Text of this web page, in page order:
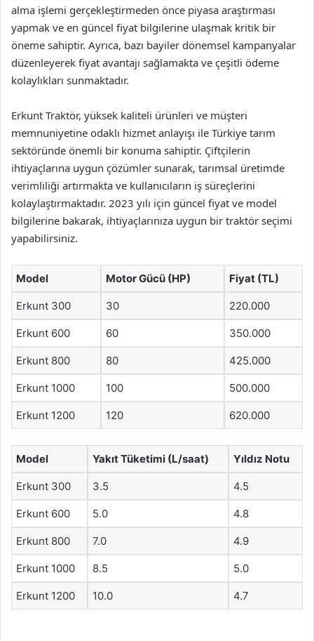
alma işlemi gerçekleştirmeden önce piyasa araştırması
yapmak ve en güncel fiyat bilgilerine ulaşmak kritik bir
öneme sahiptir. Ayrıca, bazı bayiler dönemsel kampanyalar
düzenleyerek fiyat avantajı sağlamakta ve çeşitli ödeme
kolaylıkları sunmaktadır.
Erkunt Traktör, yüksek kaliteli ürünleri ve müşteri
memnuniyetine odaklı hizmet anlayışı ile Türkiye tarım
sektöründe önemli bir konuma sahiptir. Çiftçilerin
ihtiyaçlarına uygun çözümler sunarak, tarımsal üretimde
verimliliği artırmakta ve kullanıcıların iş süreçlerini
kolaylaştırmaktadır. 2023 yılı için güncel fiyat ve model
bilgilerine bakarak, ihtiyaçlarınıza uygun bir traktör seçimi
yapabilirsiniz.
Model Motor Gücü (HP) Fiyat (TL)
Erkunt 300 30 220.000
Erkunt 600 60 350.000
Erkunt 800 80 425.000
Erkunt 1000 100 500.000
Erkunt 1200 120 620.000
Model Yakıt Tüketimi (L/saat) Yıldız Notu
Erkunt 300 3.5 4.5
Erkunt 600 5.0 4.8
Erkunt 800 7.0 4.9
Erkunt 1000 8.5 5.0
Erkunt 1200 10.0 4.7